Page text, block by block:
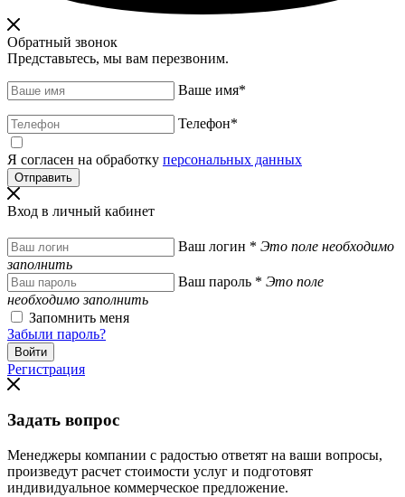
Обратный звонок
Представьтесь, мы вам перезвоним.
Ваше имя*
Телефон*
Я согласен на обработку персональных данных
Вход в личный кабинет
Ваш логин * Это поле необходимо
заполнить
Ваш пароль * Это поле
необходимо заполнить
Запомнить меня
Забыли пароль?
Регистрация
Задать вопрос
Менеджеры компании с радостью ответят на ваши вопросы,
произведут расчет стоимости услуг и подготовят
индивидуальное коммерческое предложение.